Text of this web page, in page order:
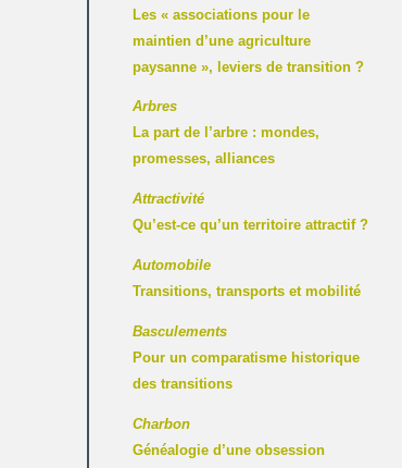
Les « associations pour le
maintien d’une agriculture
paysanne », leviers de transition ?
Arbres
La part de l’arbre : mondes,
promesses, alliances
Attractivité
Qu’est-ce qu’un territoire attractif ?
Automobile
Transitions, transports et mobilité
Basculements
Pour un comparatisme historique
des transitions
Charbon
Généalogie d’une obsession